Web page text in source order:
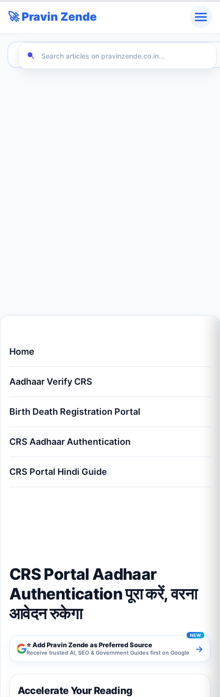
🚀 Pravin Zende
Home
Aadhaar Verify CRS
Birth Death Registration Portal
CRS Aadhaar Authentication
CRS Portal Hindi Guide
CRS Portal Aadhaar
Authentication पूरा करें, वरना
आवेदन रुकेगा
⭐ Add Pravin Zende as Preferred Source
Receive trusted AI, SEO & Government Guides first on Google →
Accelerate Your Reading